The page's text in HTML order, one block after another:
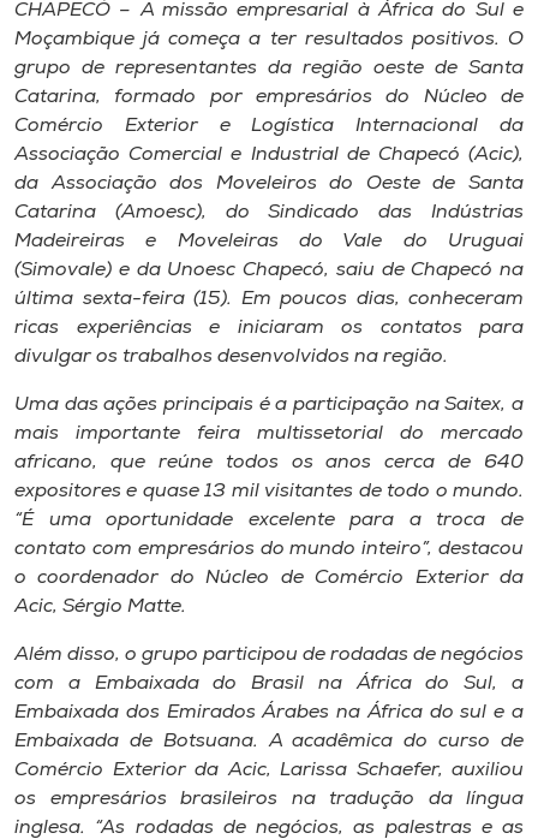
Cultura
CPA
Biblioteca
Editora
Rádio
Unoesc
Store
Selecione
o idioma
A+
A-
CHAPECÓ – A missão empresarial à África do Sul e
Moçambique já começa a ter resultados positivos. O
grupo de representantes da região oeste de Santa
Catarina, formado por empresários do Núcleo de
Comércio Exterior e Logística Internacional da
Associação Comercial e Industrial de Chapecó (Acic),
da Associação dos Moveleiros do Oeste de Santa
Catarina (Amoesc), do Sindicado das Indústrias
Madeireiras e Moveleiras do Vale do Uruguai
(Simovale) e da Unoesc Chapecó, saiu de Chapecó na
última sexta-feira (15). Em poucos dias, conheceram
ricas experiências e iniciaram os contatos para
divulgar os trabalhos desenvolvidos na região.
Uma das ações principais é a participação na Saitex, a
mais importante feira multissetorial do mercado
africano, que reúne todos os anos cerca de 640
expositores e quase 13 mil visitantes de todo o mundo.
“É uma oportunidade excelente para a troca de
contato com empresários do mundo inteiro”, destacou
o coordenador do Núcleo de Comércio Exterior da
Acic, Sérgio Matte.
Além disso, o grupo participou de rodadas de negócios
com a Embaixada do Brasil na África do Sul, a
Embaixada dos Emirados Árabes na África do sul e a
Embaixada de Botsuana. A acadêmica do curso de
Comércio Exterior da Acic, Larissa Schaefer, auxiliou
os empresários brasileiros na tradução da língua
inglesa. “As rodadas de negócios, as palestras e as